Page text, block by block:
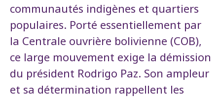
communautés indigènes et quartiers
populaires. Porté essentiellement par
la Centrale ouvrière bolivienne (COB),
ce large mouvement exige la démission
du président Rodrigo Paz. Son ampleur
et sa détermination rappellent les